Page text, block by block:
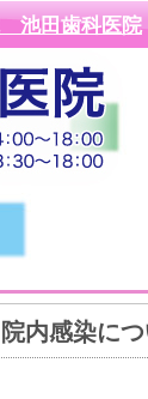
池田歯科医院
院内感染に